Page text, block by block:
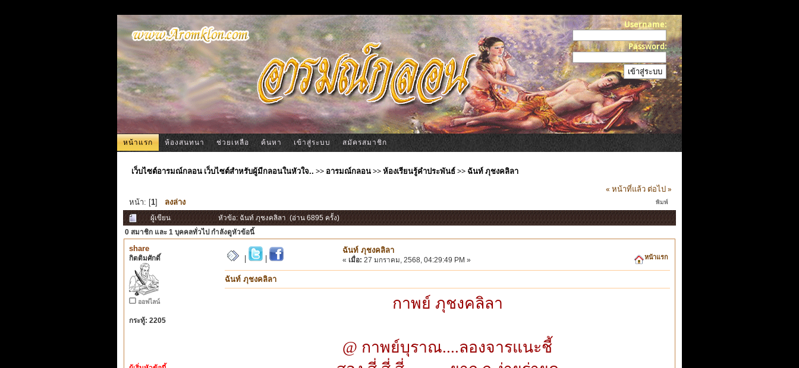
Username:
Password:
หน้าแรก ห้องสนทนา ช่วยเหลือ ค้นหา เข้าสู่ระบบ สมัครสมาชิก
เว็บไซต์อารมณ์กลอน เว็บไซต์สำหรับผู้มีกลอนในหัวใจ.. >> อารมณ์กลอน>>ห้องเรียนรู้คำประพันธ์>> ฉันท์ ภุชงคลิลา
หน้า: [1] ลงล่าง
« หน้าที่แล้ว ต่อไป »
พิมพ์
ผู้เขียน
หัวข้อ: ฉันท์ ภุชงคลิลา (อ่าน 6895 ครั้ง)
0 สมาชิก และ 1 บุคคลทั่วไป กำลังดูหัวข้อนี้
share
กิตติมศักดิ์
ออฟไลน์
กระทู้: 2205
ฉันท์ ภุชงคลิลา
« เมื่อ: 27 มกราคม, 2568, 04:29:49 PM » หน้าแรก
ฉันท์ ภุชงคลิลา
กาพย์ ภุชงคลิลา
@ กาพย์บุราณ....ลองจารแนะชี้